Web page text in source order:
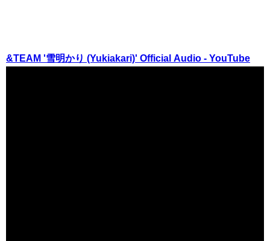
&TEAM '雪明かり (Yukiakari)' Official Audio - YouTube